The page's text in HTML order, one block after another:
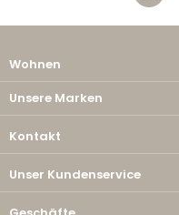
Wohnen
Unsere Marken
Kontakt
Unser Kundenservice